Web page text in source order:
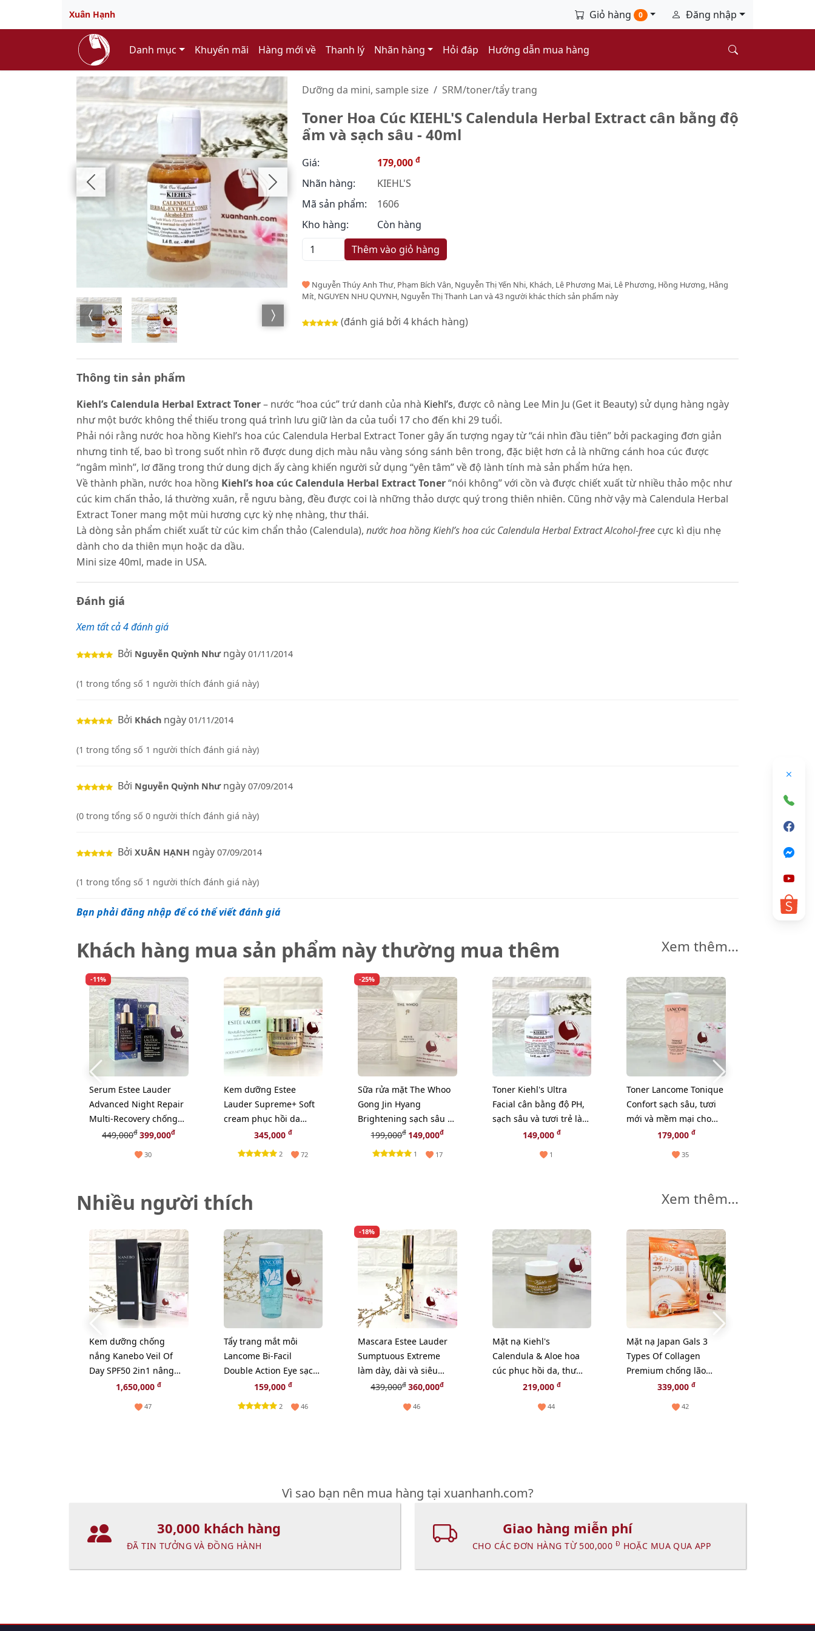
Xuân Hạnh Giỏ hàng 0 Đăng nhập
Danh mục Khuyến mãi Hàng mới về Thanh lý Nhãn hàng Hỏi đáp Hướng dẫn mua hàng
Dưỡng da mini, sample size SRM/toner/tẩy trang
Toner Hoa Cúc KIEHL'S Calendula Herbal Extract cân bằng độ
ẩm và sạch sâu - 40ml
Giá: 179,000 đ
Nhãn hàng:
KIEHL'S
Mã sản phẩm:
1606
Kho hàng:
Còn hàng
Thêm vào giỏ hàng
Nguyễn Thúy Anh Thư, Phạm Bích Vân, Nguyễn Thị Yến Nhi, Khách, Lê Phương Mai, Lê Phương, Hồng Hương, Hằng
Mít, NGUYEN NHU QUYNH, Nguyễn Thị Thanh Lan và 43 người khác thích sản phẩm này
(đánh giá bởi 4 khách hàng)
Thông tin sản phẩm
Kiehl’s Calendula Herbal Extract Toner– nước “hoa cúc” trứ danh của nhà Kiehl’s, được cô nàng Lee Min Ju (Get it Beauty) sử dụng hàng ngày
như một bước không thể thiếu trong quá trình lưu giữ làn da của tuổi 17 cho đến khi 29 tuổi.
Phải nói rằng nước hoa hồng Kiehl’s hoa cúc Calendula Herbal Extract Toner gây ấn tượng ngay từ “cái nhìn đầu tiên” bởi packaging đơn giản
nhưng tinh tế, bao bì trong suốt nhìn rõ được dung dịch màu nâu vàng sóng sánh bên trong, đặc biệt hơn cả là những cánh hoa cúc được
“ngâm mình”, lơ đãng trong thứ dung dịch ấy càng khiến người sử dụng “yên tâm” về độ lành tính mà sản phẩm hứa hẹn.
Về thành phần, nước hoa hồng Kiehl’s hoa cúc Calendula Herbal Extract Toner“nói không” với cồn và được chiết xuất từ nhiều thảo mộc như
cúc kim chấn thảo, lá thường xuân, rễ ngưu bàng, đều được coi là những thảo dược quý trong thiên nhiên. Cũng nhờ vậy mà Calendula Herbal
Extract Toner mang một mùi hương cực kỳ nhẹ nhàng, thư thái.
Là dòng sản phẩm chiết xuất từ cúc kim chẩn thảo (Calendula), nước hoa hồng Kiehl’s hoa cúc Calendula Herbal Extract Alcohol-free cực kì dịu nhẹ
dành cho da thiên mụn hoặc da dầu.
Mini size 40ml, made in USA.
Đánh giá
Xem tất cả 4 đánh giá
Bởi Nguyễn Quỳnh Nhưngày 01/11/2014
(1 trong tổng số 1 người thích đánh giá này)
Bởi Khách ngày 01/11/2014
(1 trong tổng số 1 người thích đánh giá này)
Bởi Nguyễn Quỳnh Nhưngày 07/09/2014
(0 trong tổng số 0 người thích đánh giá này)
Bởi XUÂN HẠNH ngày 07/09/2014
(1 trong tổng số 1 người thích đánh giá này)
Bạn phải đăng nhập để có thể viết đánh giá
Khách hàng mua sản phẩm này thường mua thêm Xem thêm...
-11%
Serum Estee Lauder
Advanced Night Repair
Multi-Recovery chống
lão hóa chuyên sâu,
449,000đ399,000đ
30
Kem dưỡng Estee
Lauder Supreme+ Soft
cream phục hồi da
chuyên sâu, 15ml
345,000 đ
2 72
-25%
Sữa rửa mặt The Whoo
Gong Jin Hyang
Brightening sạch sâu và
tươi sáng da, 40ml
199,000đ149,000đ
1 17
Toner Kiehl's Ultra
Facial cân bằng độ PH,
sạch sâu và tươi trẻ làn
da - 40ml149,000đ
1
Toner Lancome Tonique
Confort sạch sâu, tươi
mới và mềm mại cho
làn da, 50ml
179,000 đ
35
Nhiều người thích Xem thêm...
Kem dưỡng chống
nắng Kanebo Veil Of
Day SPF50 2in1 nâng
tông trắng hồng 60ml
1,650,000đ
47
Tẩy trang mắt môi
Lancome Bi-Facil
Double Action Eye sạch
sâu và dịu nhẹ, 30ml
159,000 đ
2 46
-18%
Mascara Estee Lauder
Sumptuous Extreme
làm dày, dài và siêu
cong, fullsize
439,000đ360,000đ
46
Mặt nạ Kiehl's
Calendula & Aloe hoa
cúc phục hồi da, thư
giãn và chậm lão hóa -
219,000đ
44
Mặt nạ Japan Gals 3
Types Of Collagen
Premium chống lão
hóa, săn chắc da, 20pcs
NGẪU NHIÊN
339,000 đ
42
Vì sao bạn nên mua hàng tại xuanhanh.com?
30,000 khách hàng
ĐÃ TIN TƯỞNG VÀ ĐỒNG HÀNH
Giao hàng miễn phí
CHO CÁC ĐƠN HÀNG TỪ 500,000 Đ HOẶC MUA QUA APP